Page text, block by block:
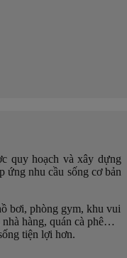
quy hoạch và xây dựng
ứng nhu cầu sống cơ bản
bơi, phòng gym, khu vui
hàng, quán cà phê…
tiện lợi hơn.